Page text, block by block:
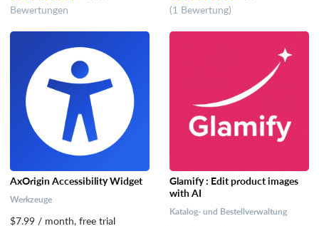
Bewertungen
(1 Bewertung)
AxOrigin Accessibility Widget
Werkzeuge
$7.99 / month, free trial
Glamify : Edit product images
with AI
Katalog- und Bestellverwaltung